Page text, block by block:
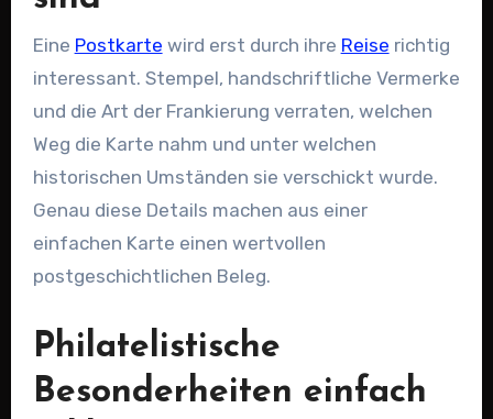
Eine Postkarte wird erst durch ihre Reise richtig
interessant. Stempel, handschriftliche Vermerke
und die Art der Frankierung verraten, welchen
Weg die Karte nahm und unter welchen
historischen Umständen sie verschickt wurde.
Genau diese Details machen aus einer
einfachen Karte einen wertvollen
postgeschichtlichen Beleg.
Philatelistische
Besonderheiten einfach